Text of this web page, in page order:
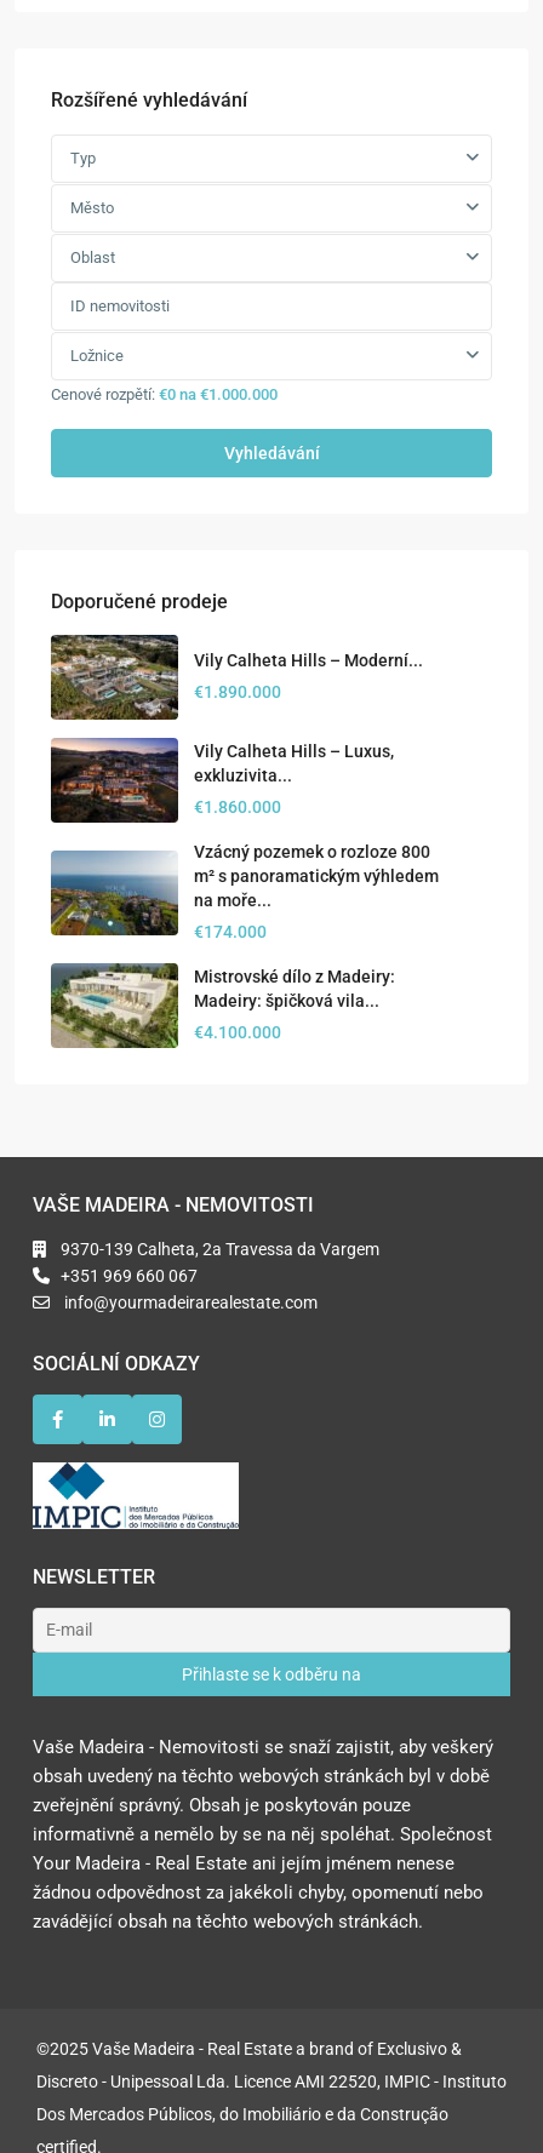
Rozšířené vyhledávání
Typ
Město
Oblast
Ložnice
Cenové rozpětí: €0 na €1.000.000
Vyhledávání
Doporučené prodeje
Vily Calheta Hills – Moderní...
€1.890.000
Vily Calheta Hills – Luxus,
exkluzivita...
€1.860.000
Vzácný pozemek o rozloze 800
m² s panoramatickým výhledem
na moře...
€174.000
Mistrovské dílo z Madeiry:
Madeiry: špičková vila...
€4.100.000
VAŠE MADEIRA - NEMOVITOSTI
9370-139 Calheta, 2a Travessa da Vargem
+351 969 660 067
info@yourmadeirarealestate.com
SOCIÁLNÍ ODKAZY
NEWSLETTER
Vaše Madeira - Nemovitosti se snaží zajistit, aby veškerý
obsah uvedený na těchto webových stránkách byl v době
zveřejnění správný. Obsah je poskytován pouze
informativně a nemělo by se na něj spoléhat. Společnost
Your Madeira - Real Estate ani jejím jménem nenese
žádnou odpovědnost za jakékoli chyby, opomenutí nebo
zavádějící obsah na těchto webových stránkách.
©2025 Vaše Madeira - Real Estate a brand of Exclusivo &
Discreto - Unipessoal Lda. Licence AMI 22520, IMPIC - Instituto
Dos Mercados Públicos, do Imobiliário e da Construção
certified.